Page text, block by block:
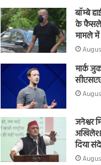
बॉम्बे
के फैसले
मामले में
मार्क
जनेश्वर
अखिलेश
दिया